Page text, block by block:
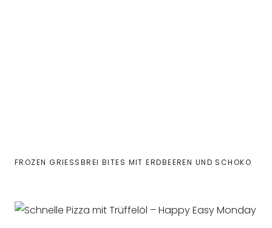
FROZEN GRIESSBREI BITES MIT ERDBEEREN UND SCHOKO